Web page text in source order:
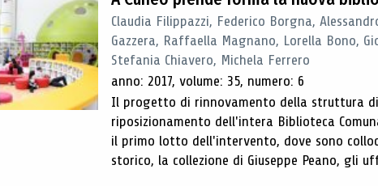
Claudia Filippazzi, Federico Borgna,
Gazzera, Raffaella Magnano, Lorella Bono,
Stefania Chiavero, Michela Ferrero
anno: 2017, volume: 35, numero: 6
Il progetto di rinnovamento della struttura di
riposizionamento dell'intera Biblioteca
il primo lotto dell'intervento, dove sono
storico, la collezione di Giuseppe Peano, gli